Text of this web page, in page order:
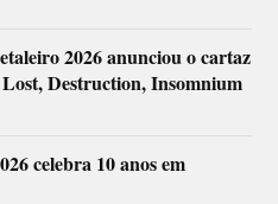
2026 anunciou o cartaz
Destruction, Insomnium
celebra 10 anos em